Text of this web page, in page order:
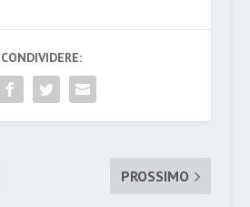
CONDIVIDERE:
PROSSIMO